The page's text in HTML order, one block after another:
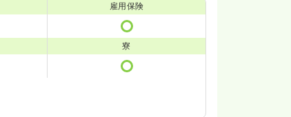
雇用保険
寮